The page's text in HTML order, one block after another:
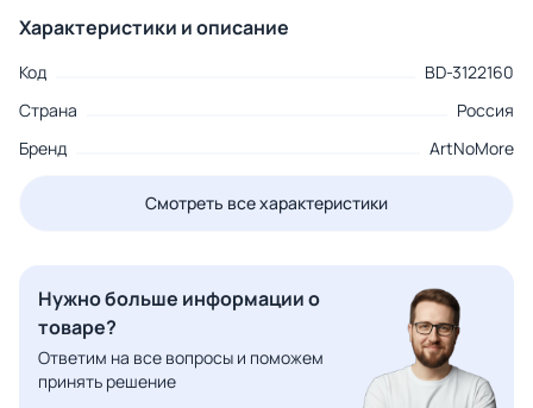
Характеристики и описание
Код
BD-3122160
Страна
Россия
Бренд
ArtNoMore
Смотреть все характеристики
Нужно больше информации о
товаре?
Ответим на все вопросы и поможем
принять решение